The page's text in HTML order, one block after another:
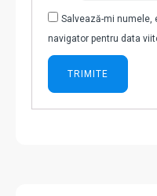
Salvează-mi numele,
navigator pentru data